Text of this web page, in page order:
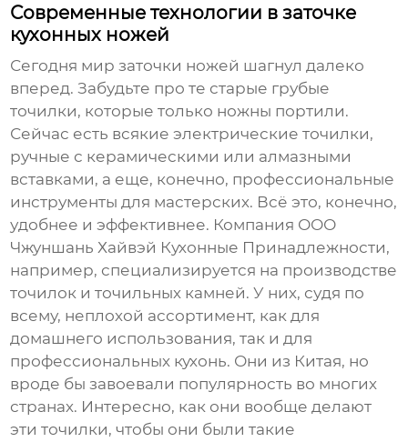
Современные технологии в заточке
кухонных ножей
Сегодня мир заточки ножей шагнул далеко
вперед. Забудьте про те старые грубые
точилки, которые только ножны портили.
Сейчас есть всякие электрические точилки,
ручные с керамическими или алмазными
вставками, а еще, конечно, профессиональные
инструменты для мастерских. Всё это, конечно,
удобнее и эффективнее. Компания ООО
Чжуншань Хайвэй Кухонные Принадлежности,
например, специализируется на производстве
точилок и точильных камней. У них, судя по
всему, неплохой ассортимент, как для
домашнего использования, так и для
профессиональных кухонь. Они из Китая, но
вроде бы завоевали популярность во многих
странах. Интересно, как они вообще делают
эти точилки, чтобы они были такие